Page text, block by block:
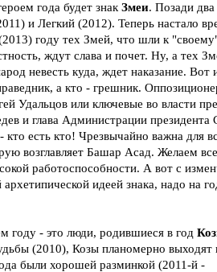
года будет знак Змеи. Позади
и Легкий (2012). Теперь настало
году тех Змей, что шли к
ждут слава и почет. Ну, а тех
невесть куда, ждет наказание. Вот
а кто - грешник.
Удальцов или ключевые во власти
и глава Администрации президента
есть кто! Чрезвычайно важна для
возглавляет Башар Асад. Желаем
работоспособности. А вот с
архетипической идеей знака, надо на
году - это люди, родившиеся в год
(2010), Козы планомерно выходят
были хорошей разминкой (2011-й -